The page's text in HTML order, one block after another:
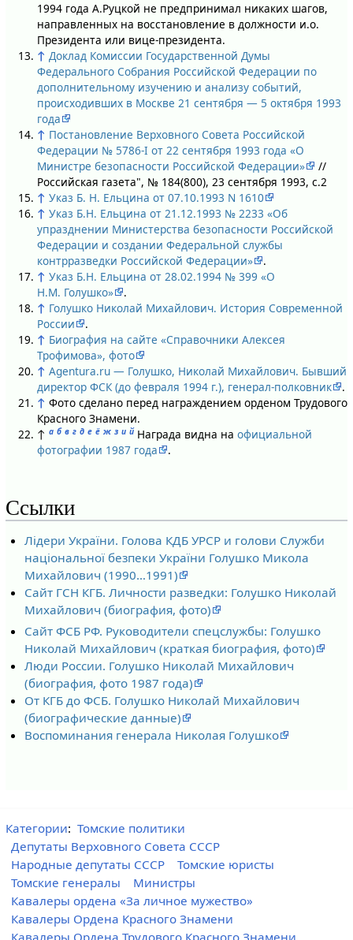
1994 года А.Руцкой не предпринимал никаких шагов,
направленных на восстановление в должности и.о.
Президента или вице-президента.
↑ Доклад Комиссии Государственной Думы
Федерального Собрания Российской Федерации по
дополнительному изучению и анализу событий,
происходивших в Москве 21 сентября — 5 октября 1993
года
↑ Постановление Верховного Совета Российской
Федерации № 5786-I от 22 сентября 1993 года «О
Министре безопасности Российской Федерации»
//
Российская газета", № 184(800), 23 сентября 1993, с.2
↑ Указ Б. Н. Ельцина от 07.10.1993 N 1610
↑ Указ Б.Н. Ельцина от 21.12.1993 № 2233 «Об
упразднении Министерства безопасности Российской
Федерации и создании Федеральной службы
контрразведки Российской Федерации»
.
↑ Указ Б.Н. Ельцина от 28.02.1994 № 399 «О
Н.М. Голушко»
.
↑ Голушко Николай Михайлович. История Современной
России
.
↑ Биография на сайте «Справочники Алексея
Трофимова», фото
↑ Agentura.ru — Голушко, Николай Михайлович. Бывший
директор ФСК (до февраля 1994 г.), генерал-полковник
.
↑ Фото сделано перед награждением орденом Трудового
Красного Знамени.
↑ а б в г д е ё ж з и й Награда видна на официальной
фотографии 1987 года
.
Ссылки
Лідери України. Голова КДБ УРСР и голови Служби
національної безпеки України Голушко Микола
Михайлович (1990…1991)
Сайт ГСН КГБ. Личности разведки: Голушко Николай
Михайлович (биография, фото)
Сайт ФСБ РФ. Руководители спецслужбы: Голушко
Николай Михайлович (краткая биография, фото)
Люди России. Голушко Николай Михайлович
(биография, фото 1987 года)
От КГБ до ФСБ. Голушко Николай Михайлович
(биографические данные)
Воспоминания генерала Николая Голушко
Категории: Томские политики
Депутаты Верховного Совета СССР
Народные депутаты СССР
Томские юристы
Томские генералы
Министры
Кавалеры ордена «За личное мужество»
Кавалеры Ордена Красного Знамени
Кавалеры Ордена Трудового Красного Знамени